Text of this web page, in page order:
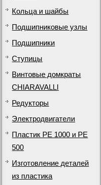
Кольца и шайбы
Подшипниковые узлы
Подшипники
Ступицы
Винтовые домкраты
CHIARAVALLI
Редукторы
Электродвигатели
Пластик PE 1000 и PE
500
Изготовление деталей
из пластика